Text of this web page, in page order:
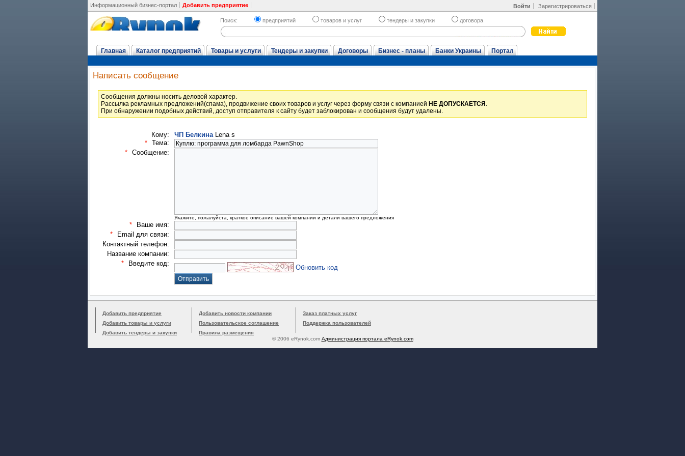
Войти Зарегистрироваться
Информационный бизнес-портал Добавить предприятие
Поиск: предприятий товаров и услуг тендеры и закупки договора
Главная Каталог предприятий Товары и услуги Тендеры и закупки Договоры Бизнес - планы Банки Украины Портал
Написать сообщение
Cообщения должны носить деловой характер.
Рассылка рекламных предложений(спама), продвижение своих товаров и услуг через форму связи с компанией НЕ ДОПУСКАЕТСЯ .
При обнаружении подобных действий, доступ отправителя к сайту будет заблокирован и сообщения будут удалены.
Кому: ЧП БелкинаLena s
* Тема:
* Сообщение:
Укажите, пожалуйста, краткое описание вашей компании и детали вашего предложения
*
Ваше имя:
*
Email для связи:
Контактный телефон:
Название компании:
*
Введите код:
Обновить код
Добавить предприятие
Добавить товары и услуги
Добавить тендеры и закупки
Добавить новости компании
Пользовательское соглашение
Правила размещения
Заказ платных услуг
Поддержка пользователей
© 2006 eRynok.com Администрация портала eRynok.com